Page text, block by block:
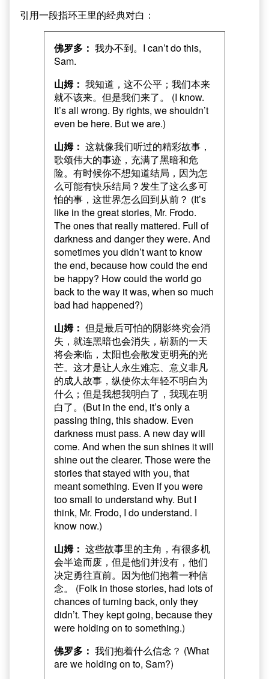
引用一段指环王里的经典对白：
佛罗多： 我办不到。I can’t do this,
Sam.
山姆： 我知道，这不公平；我们本来
就不该来。但是我们来了。 (I know.
It’s all wrong. By rights, we shouldn’t
even be here. But we are.)
山姆： 这就像我们听过的精彩故事，
歌颂伟大的事迹，充满了黑暗和危
险。有时候你不想知道结局，因为怎
么可能有快乐结局？发生了这么多可
怕的事，这世界怎么回到从前？ (It’s
like in the great stories, Mr. Frodo.
The ones that really mattered. Full of
darkness and danger they were. And
sometimes you didn’t want to know
the end, because how could the end
be happy? How could the world go
back to the way it was, when so much
bad had happened?)
山姆： 但是最后可怕的阴影终究会消
失，就连黑暗也会消失，崭新的一天
将会来临，太阳也会散发更明亮的光
芒。这才是让人永生难忘、意义非凡
的成人故事，纵使你太年轻不明白为
什么；但是我想我明白了，我现在明
白了。(But in the end, it’s only a
passing thing, this shadow. Even
darkness must pass. A new day will
come. And when the sun shines it will
shine out the clearer. Those were the
stories that stayed with you, that
meant something. Even if you were
too small to understand why. But I
think, Mr. Frodo, I do understand. I
know now.)
山姆： 这些故事里的主角，有很多机
会半途而废，但是他们并没有，他们
决定勇往直前。因为他们抱着一种信
念。 (Folk in those stories, had lots of
chances of turning back, only they
didn’t. They kept going, because they
were holding on to something.)
佛罗多： 我们抱着什么信念？ (What
are we holding on to, Sam?)